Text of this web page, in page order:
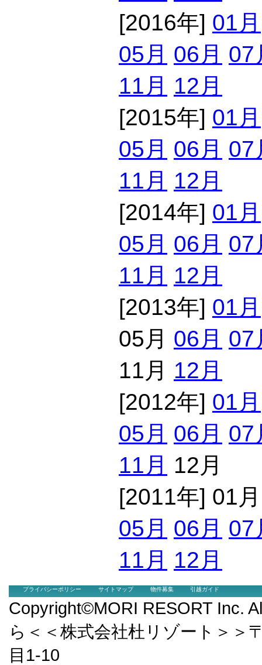
[2016年] 01月
05月 06月 07
11月 12月
[2015年] 01月
05月 06月 07
11月 12月
[2014年] 01月
05月 06月 07
11月 12月
[2013年] 01月
05月 06月 07
11月 12月
[2012年] 01月
05月 06月 07
11月 12月
[2011年] 01
05月 06月 07
11月 12月
プライバシーポリシー サイトマップ 物件募集 引越ガイド
Copyright©MORI RESORT Inc.
ら＜＜株式会社杜リゾート＞＞
目1-10